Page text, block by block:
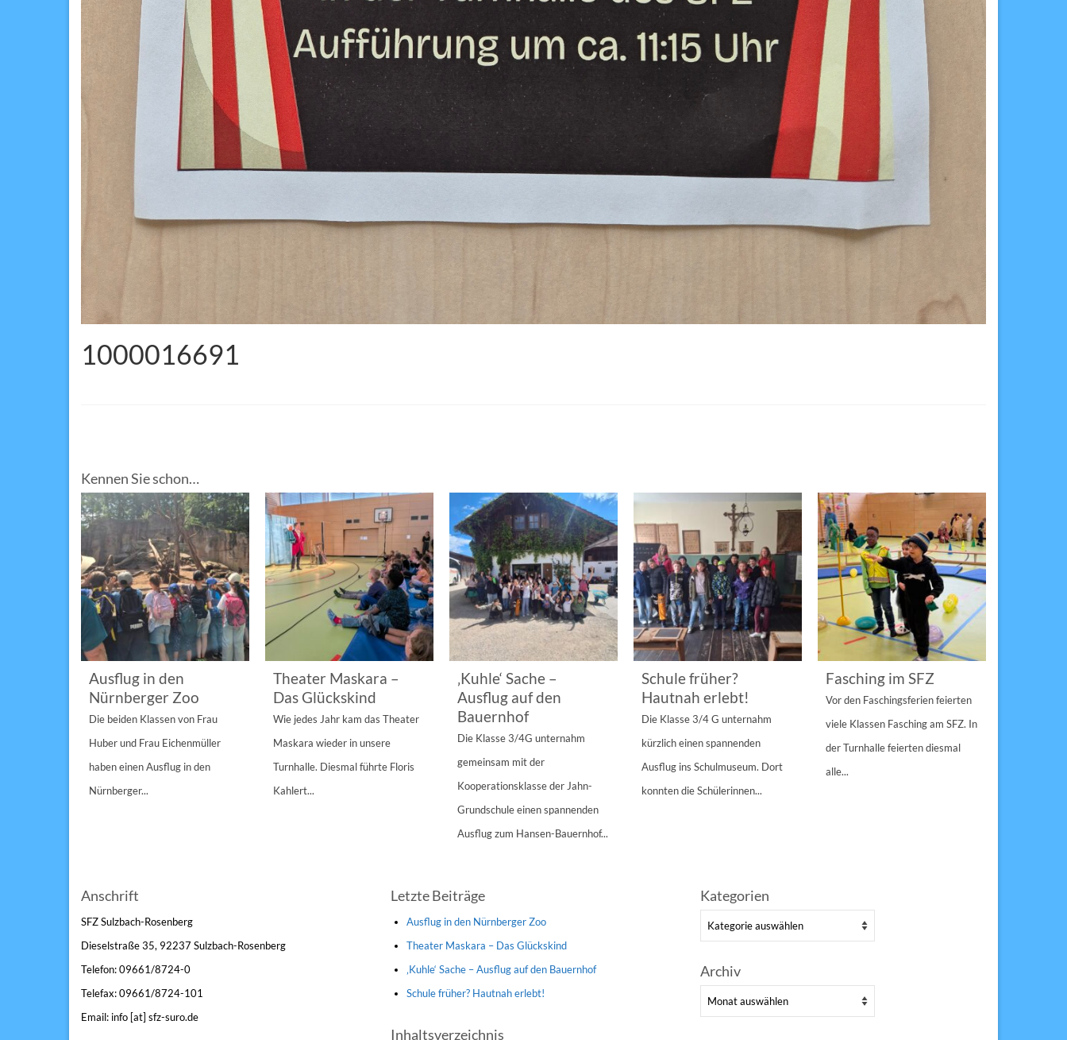
1000016691
Kennen Sie schon…
Ausflug in den
Nürnberger Zoo
Die beiden Klassen von Frau
Huber und Frau Eichenmüller
haben einen Ausflug in den
Nürnberger...
Theater Maskara –
Das Glückskind
Wie jedes Jahr kam das Theater
Maskara wieder in unsere
Turnhalle. Diesmal führte Floris
Kahlert...
‚Kuhle‘ Sache –
Ausflug auf den
Bauernhof
Die Klasse 3/4G unternahm
gemeinsam mit der
Kooperationsklasse der Jahn-
Grundschule einen spannenden
Ausflug zum Hansen-Bauernhof...
Schule früher?
Hautnah erlebt!
Die Klasse 3/4 G unternahm
kürzlich einen spannenden
Ausflug ins Schulmuseum. Dort
konnten die Schülerinnen...
Fasching im SFZ
Vor den Faschingsferien feierten
viele Klassen Fasching am SFZ. In
der Turnhalle feierten diesmal
alle...
Anschrift
SFZ Sulzbach-Rosenberg
Dieselstraße 35, 92237 Sulzbach-Rosenberg
Telefon: 09661/8724-0
Telefax: 09661/8724-101
Email: info [at] sfz-suro.de
Letzte Beiträge
Ausflug in den Nürnberger Zoo
Theater Maskara – Das Glückskind
‚Kuhle‘ Sache – Ausflug auf den Bauernhof
Schule früher? Hautnah erlebt!
Inhaltsverzeichnis
Kategorien
Kategorien
Archiv
Archiv